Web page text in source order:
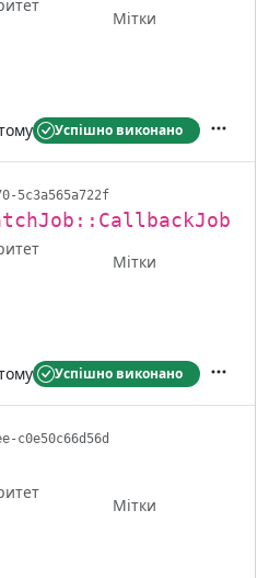
Мітки
Успішно виконано
5c3a565a722f
Мітки
Успішно виконано
c0e50c66d56d
Мітки